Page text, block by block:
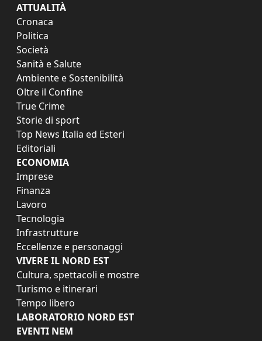
ATTUALITÀ
Cronaca
Politica
Società
Sanità e Salute
Ambiente e Sostenibilità
Oltre il Confine
True Crime
Storie di sport
Top News Italia ed Esteri
Editoriali
ECONOMIA
Imprese
Finanza
Lavoro
Tecnologia
Infrastrutture
Eccellenze e personaggi
VIVERE IL NORD EST
Cultura, spettacoli e mostre
Turismo e itinerari
Tempo libero
LABORATORIO NORD EST
EVENTI NEM